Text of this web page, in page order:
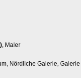
, Maler
Nördliche Galerie, Galerie